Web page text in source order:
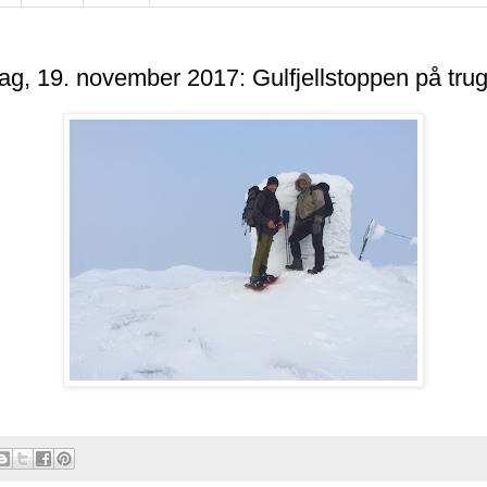
19. november 2017: Gulfjellstoppen på